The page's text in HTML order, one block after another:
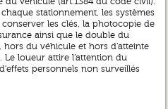
stationnement, les systèmes
les clés, la photocopie de
ainsi que le double du
hors du véhicule et hors d’atteinte
loueur attire l’attention du
personnels non surveillés